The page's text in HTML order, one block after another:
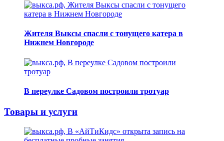
Жителя Выксы спасли с тонущего катера в
Нижнем Новгороде
В переулке Садовом построили тротуар
Товары и услуги